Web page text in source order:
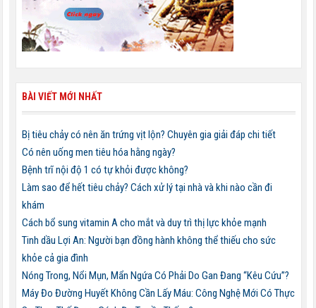
BÀI VIẾT MỚI NHẤT
Bị tiêu chảy có nên ăn trứng vịt lộn? Chuyên gia giải đáp chi tiết
Có nên uống men tiêu hóa hằng ngày?
Bệnh trĩ nội độ 1 có tự khỏi được không?
Làm sao để hết tiêu chảy? Cách xử lý tại nhà và khi nào cần đi
khám
Cách bổ sung vitamin A cho mắt và duy trì thị lực khỏe mạnh
Tinh dầu Lợi An: Người bạn đồng hành không thể thiếu cho sức
khỏe cả gia đình
Nóng Trong, Nổi Mụn, Mẩn Ngứa Có Phải Do Gan Đang “Kêu Cứu”?
Máy Đo Đường Huyết Không Cần Lấy Máu: Công Nghệ Mới Có Thực